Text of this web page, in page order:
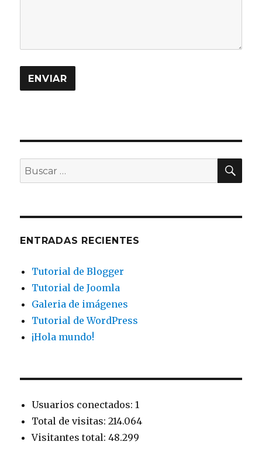
Buscar
por:
ENTRADAS RECIENTES
Tutorial de Blogger
Tutorial de Joomla
Galeria de imágenes
Tutorial de WordPress
¡Hola mundo!
Usuarios conectados: 1
Total de visitas: 214.064
Visitantes total: 48.299